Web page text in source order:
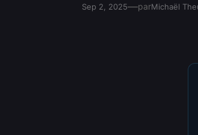
Sep 2, 2025—parMichaël